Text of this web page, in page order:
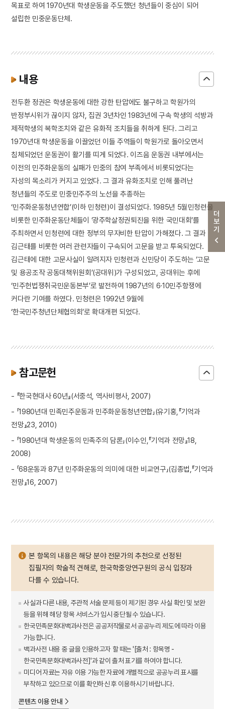
더보기
목표로 하여 1970년대 학생운동을 주도했던 청년들이 중심이 되어
설립한 민중운동단체.
내용
전두환 정권은 학생운동에 대한 강한 탄압에도 불구하고 학원가의
반정부시위가 끊이지 않자, 집권 3년차인 1983년에 구속 학생의 석방과
제적학생의 복학조치와 같은 유화적 조치들을 취하게 된다. 그리고
1970년대 학생운동을 이끌었던 이들 주역들이 학원가로 돌아오면서
침체되었던 운동권이 활기를 띠게 되었다. 이즈음 운동권 내부에서는
이전의 민주화운동의 실패가 민중의 참여 부족에서 비롯되었다는
자성의 목소리가 커지고 있었다. 그 결과 유화조치로 인해 풀려난
청년들의 주도로 민중민주주의 노선을 추종하는
‘민주화운동청년연합’(이하 민청련)이 결성되었다. 1985년 5월민청련을
비롯한 민주화운동단체들이 ‘광주학살정권퇴진을 위한 국민대회’를
주최하면서 민청련에 대한 정부의 무자비한 탄압이 가해졌다. 그 결과
김근태를 비롯한 여러 관련자들이 구속되어 고문을 받고 투옥되었다.
김근태에 대한 고문사실이 알려지자 민청련과 신민당이 주도하는 ‘고문
및 용공조작 공동대책위원회’(공대위)가 구성되었고, 공대위는 후에
‘민주헌법쟁취국민운동본부’로 발전하여 1987년의 6·10민주항쟁에
커다란 기여를 하였다. 민청련은 1992년 9월에
‘한국민주청년단체협의회’로 확대개편 되었다.
참고문헌
- 『한국현대사 60년』(서중석, 역사비평사, 2007)
- 「1980년대 민족민주운동과 민주화운동청년연합」(유기홍,『기억과
전망』23, 2010)
- 「1980년대 학생운동의 민족주의 담론」(이수인,『기억과 전망』18,
2008)
- 「68운동과 87년 민주화운동의 의미에 대한 비교연구」(김종법,『기억과
전망』16, 2007)
본 항목의 내용은 해당 분야 전문가의 추천으로 선정된
집필자의 학술적 견해로, 한국학중앙연구원의 공식 입장과
다를 수 있습니다.
사실과 다른 내용, 주관적 서술 문제 등이 제기된 경우 사실 확인 및 보완
등을 위해 해당 항목 서비스가 임시 중단될 수 있습니다.
한국민족문화대백과사전은 공공저작물로서 공공누리 제도에 따라 이용
가능합니다.
백과사전 내용 중 글을 인용하고자 할 때는 '[출처 : 항목명 -
한국민족문화대백과사전]'과 같이 출처 표기를 하여야 합니다.
미디어 자료는 자유 이용 가능한 자료에 개별적으로 공공누리 표시를
부착하고 있으므로 이를 확인하신 후 이용하시기 바랍니다.
콘텐츠 이용 안내